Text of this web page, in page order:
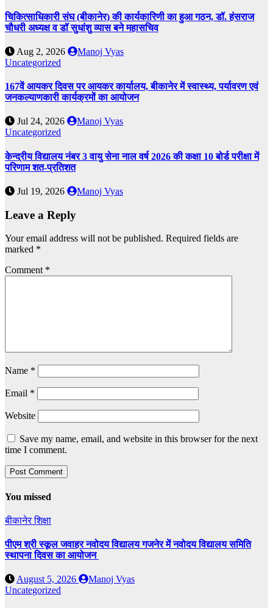
चिकित्साधिकारी संघ (बीकानेर) की कार्यकारिणी का हुआ गठन, डॉ. हंसराज
चौधरी अध्यक्ष व डॉ सुधांशु व्यास बने महासचिव
Aug 2, 2026
Manoj Vyas
Uncategorized
167वें आयकर दिवस पर आयकर कार्यालय, बीकानेर में स्वास्थ्य, पर्यावरण एवं
जनकल्याणकारी कार्यक्रमों का आयोजन
Jul 24, 2026
Manoj Vyas
Uncategorized
केन्द्रीय विद्यालय नंबर 3 वायु सेना नाल वर्ष 2026 की कक्षा 10 बोर्ड परीक्षा में
परिणाम शत-प्रतिशत
Jul 19, 2026 Manoj Vyas
Leave a Reply
Your email address will not be published. Required fields are
marked *
Comment *
Name *
Email *
Website
Save my name, email, and website in this browser for the next
time I comment.
You missed
बीकानेरशिक्षा
पीएम श्री स्कूल जवाहर नवोदय विद्यालय गजनेर में नवोदय विद्यालय समिति
स्थापना दिवस का आयोजन
August 5, 2026
Manoj Vyas
Uncategorized